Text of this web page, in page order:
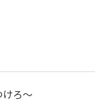
けろ〜